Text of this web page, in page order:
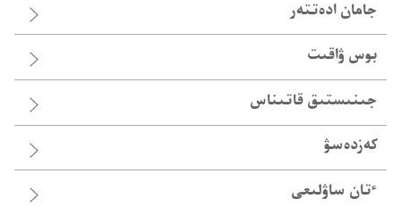
جامان ادە‌تتە‌ر
بوس ۋاقىت
جىنىستىق قاتىناس
كەزدەسۋ
ٴ‌تان ساۋلىعى